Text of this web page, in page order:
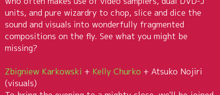
units, and pure wizardry to chop, slice and dice the
sound and visuals into wonderfully fragmented
compositions on the fly. See what you might be
missing?
Zbigniew Karkowski + Kelly Churko + Atsuko Nojiri
(visuals)